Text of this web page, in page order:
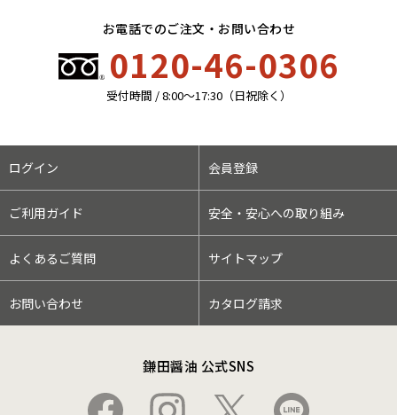
お電話でのご注文・お問い合わせ
0120-46-0306
受付時間 / 8:00〜17:30（日祝除く）
ログイン 会員登録
ご利用ガイド 安全・安心への取り組み
よくあるご質問 サイトマップ
お問い合わせ カタログ請求
鎌田醤油 公式SNS